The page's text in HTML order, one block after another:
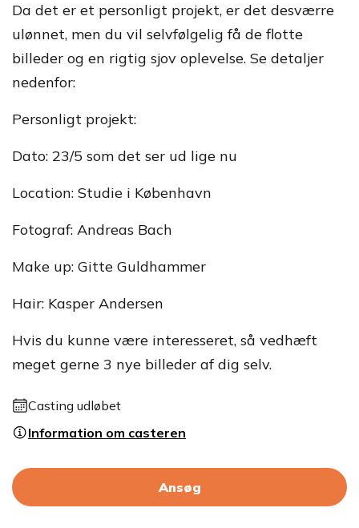
Da det er et personligt projekt, er det desværre
ulønnet, men du vil selvfølgelig få de flotte
billeder og en rigtig sjov oplevelse. Se detaljer
nedenfor:
Personligt projekt:
Dato: 23/5 som det ser ud lige nu
Location: Studie i København
Fotograf: Andreas Bach
Make up: Gitte Guldhammer
Hair: Kasper Andersen
Hvis du kunne være interesseret, så vedhæft
meget gerne 3 nye billeder af dig selv.
Casting udløbet
Information om casteren
Ansøg